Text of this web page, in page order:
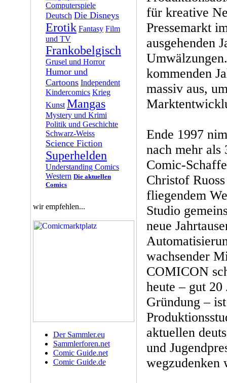
Computerspiele
Deutsch Die Disneys
Erotik Fantasy Film
und TV
Frankobelgisch
Grusel und Horror
Humor und
Cartoons Independent
Kindercomics Krieg
Kunst Mangas
Mystery und Krimi
Politik und Geschichte
Schwarz-Weiss
Science Fiction
Superhelden
Understanding Comics
Western Die aktuellen
Comics
wir empfehlen...
Der Sammler.eu
Sammlerforen.net
Comic Guide.net
Comic Guide.de
für kreative
Pressemarkt
ausgehenden
kommenden
massiv aus,
Ende 1997
nach mehr als
Comic-
Christof
fliegendem
Studio
neue
wachsender
COMICON
heute – gut 20
Gründung –
aktuellen
und
wegzudenken